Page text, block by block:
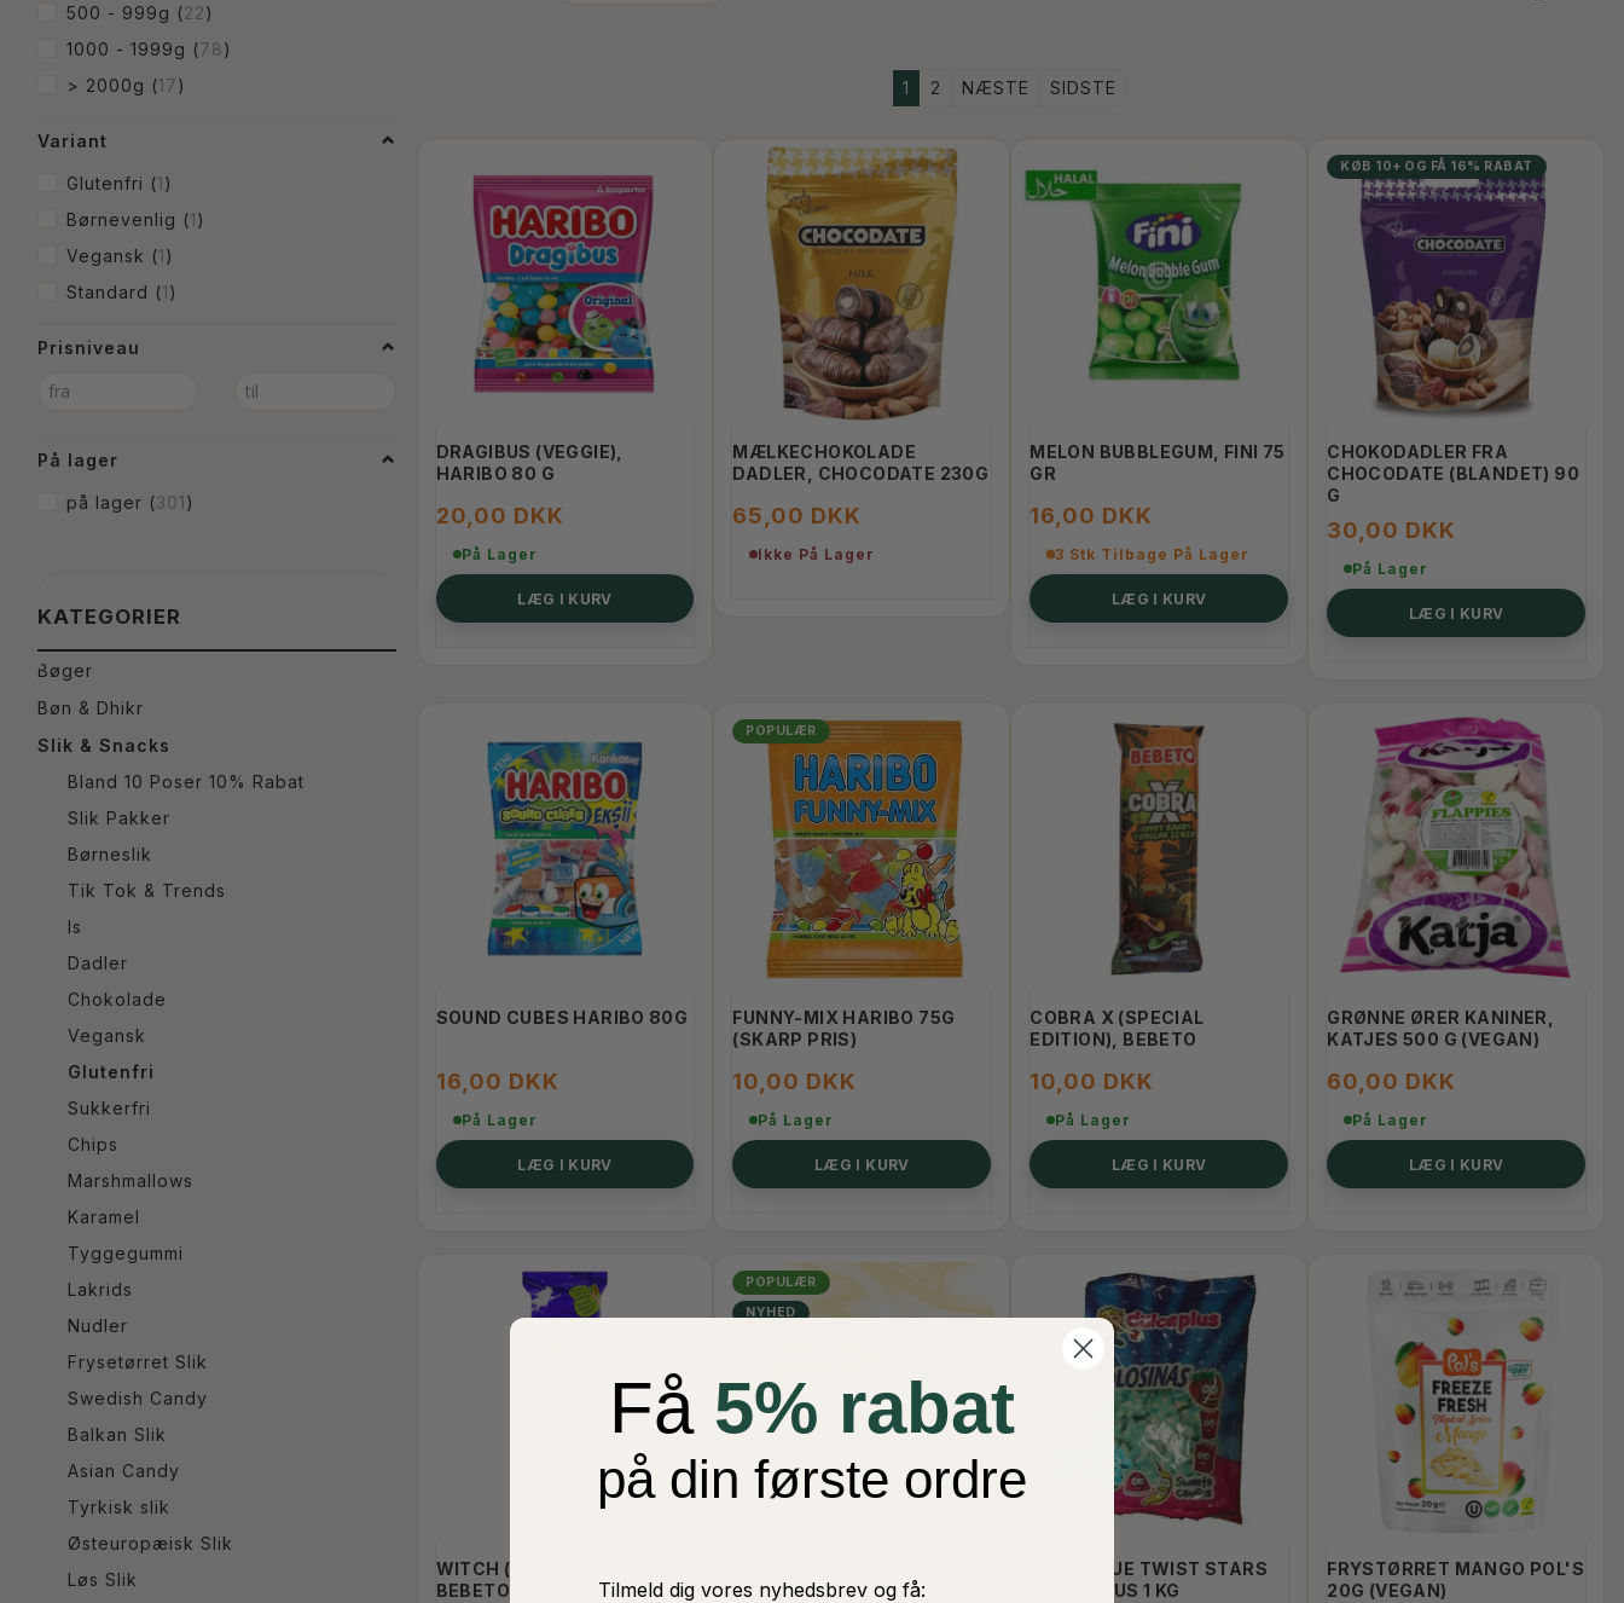
500 - 999g (22)
1000 - 1999g (78)
> 2000g (17)
Variant
Glutenfri (1)
Børnevenlig (1)
Vegansk (1)
Standard (1)
Prisniveau
På lager
på lager (301)
KATEGORIER
Bøger
Bøn & Dhikr
Slik & Snacks
Bland 10 Poser 10% Rabat
Slik Pakker
Børneslik
Tik Tok & Trends
Is
Dadler
Chokolade
Vegansk
Glutenfri
Sukkerfri
Chips
Marshmallows
Karamel
Tyggegummi
Lakrids
Nudler
Frysetørret Slik
Swedish Candy
Balkan Slik
Asian Candy
Tyrkisk slik
Østeuropæisk Slik
Løs Slik
1 2 NÆSTE SIDSTE
DRAGIBUS (VEGGIE),
HARIBO 80 G
20,00 DKK
På Lager
LÆG I KURV
MÆLKECHOKOLADE
DADLER, CHOCODATE 230G
65,00 DKK
Ikke På Lager
MELON BUBBLEGUM, FINI 75
GR
16,00 DKK
3 Stk Tilbage På Lager
LÆG I KURV
KØB 10+ OG FÅ 16% RABAT
CHOKODADLER FRA
CHOCODATE (BLANDET) 90
G
30,00 DKK
På Lager
LÆG I KURV
SOUND CUBES HARIBO 80G
16,00 DKK
På Lager
LÆG I KURV
POPULÆR
FUNNY-MIX HARIBO 75G
(SKARP PRIS)
10,00 DKK
På Lager
LÆG I KURV
COBRA X (SPECIAL
EDITION), BEBETO
10,00 DKK
På Lager
LÆG I KURV
GRØNNE ØRER KANINER,
KATJES 500 G (VEGAN)
60,00 DKK
På Lager
LÆG I KURV
WITCH (SPECIAL EDITION),
BEBETO
POPULÆR
NYHED
STØRRELSER)
JELLY BLUE TWIST STARS
DULCEPLUS 1 KG
FRYSTØRRET MANGO POL'S
20G (VEGAN)
Få 5% rabat
på din første ordre
Tilmeld dig vores nyhedsbrev og få: